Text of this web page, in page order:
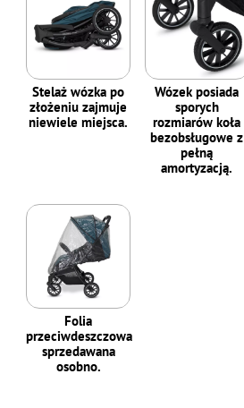
Stelaż wózka po
złożeniu zajmuje
niewiele miejsca.
Wózek posiada
sporych
rozmiarów koła
bezobsługowe z
pełną
amortyzacją.
Folia
przeciwdeszczowa
sprzedawana
osobno.